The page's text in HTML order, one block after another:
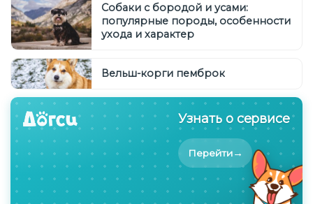
Собаки с бородой и усами:
популярные породы, особенности
ухода и характер
Вельш-корги пемброк
Узнать о сервисе
Перейти→